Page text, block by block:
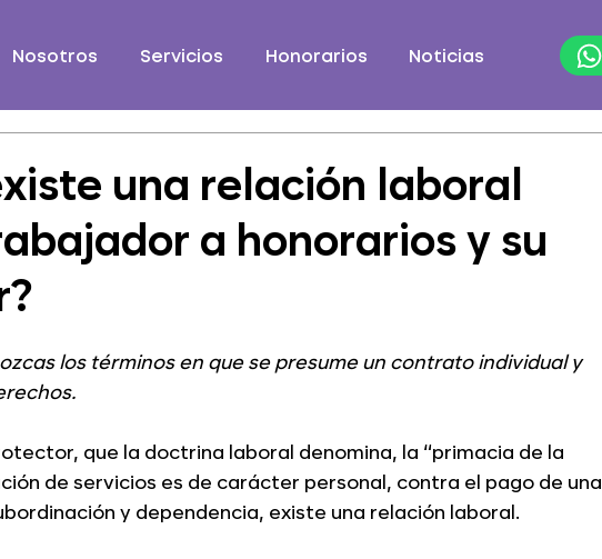
Nosotros Servicios Honorarios Noticias
una relación laboral
a honorarios y su
los términos en que se presume un contrato individual y
que la doctrina laboral denomina, la “primacia de la
de servicios es de carácter personal, contra el pago de una
y dependencia, existe una relación laboral.